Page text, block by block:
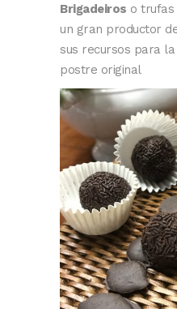
Brigadeiros o trufas
un gran productor
sus recursos para
postre original